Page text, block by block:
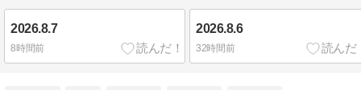
2026.8.7
8時間前
2026.8.6
32時間前